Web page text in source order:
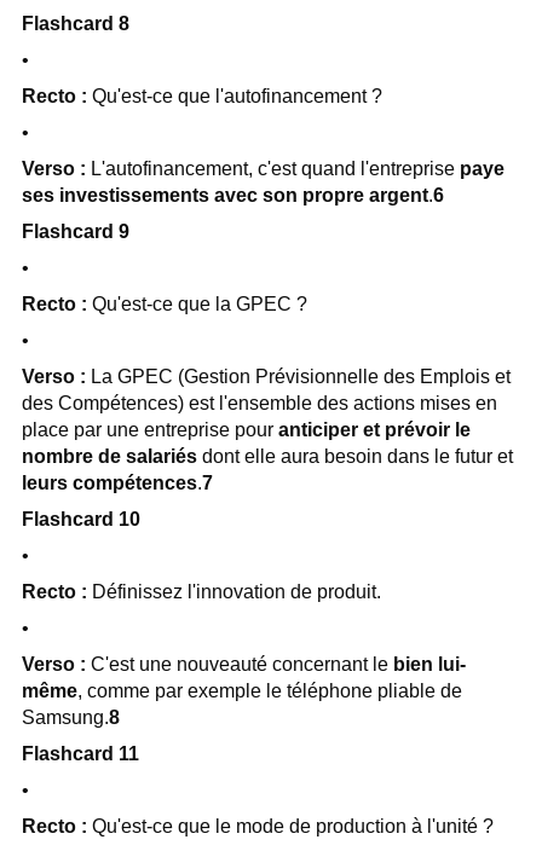
Flashcard 8
•
Recto : Qu'est-ce que l'autofinancement ?
•
Verso : L'autofinancement, c'est quand l'entreprise paye
ses investissements avec son propre argent.6
Flashcard 9
•
Recto : Qu'est-ce que la GPEC ?
•
Verso : La GPEC (Gestion Prévisionnelle des Emplois et
des Compétences) est l'ensemble des actions mises en
place par une entreprise pour anticiper et prévoir le
nombre de salariésdont elle aura besoin dans le futur et
leurs compétences.7
Flashcard 10
•
Recto : Définissez l'innovation de produit.
•
Verso : C'est une nouveauté concernant le bien lui-
même, comme par exemple le téléphone pliable de
Samsung.8
Flashcard 11
•
Recto : Qu'est-ce que le mode de production à l'unité ?